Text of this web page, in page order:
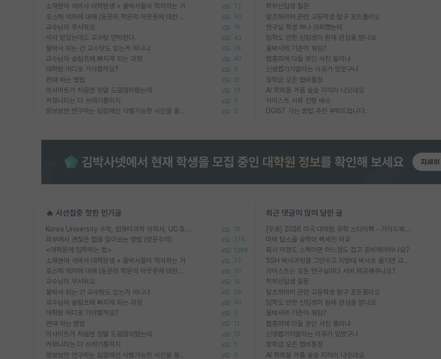
소재분야 석박사 대학원생 + 물박사들이 착각하는 거 72
포스텍 억까에 대해 (동문의 학문적 아웃풋에 대한 반박) 50
교수님이 무서워요 16
석사 받았는데도 교수랑 연락한다. 43
물박사 되는 건 교수탓도 있는거 아니냐 29
교수님이 슬럼프에 빠지게 되는 과정 40
대학원 어디로 가야할까요? 5
편애 하는 방법 12
이사이트가 처음엔 정말 도움많이됐는데 13
커뮤니티는 다 쓰레기통이지 5
정보보안 연구하는 입장에선 식별가능한 사진을 올리는건 비추이긴함 5
학부신입생 질문
알츠하이머 관련 고등학생 탐구 포트폴리오
연구실 학생 하나 자퇴했는데
입학도 안한 신입생이 원래 관심을 받나요
물박사의 기준이 뭐임?
랩홈피에 다들 본인 사진 올리냐
신생랩가지말라는 이유가 있었구나
장학금 모은 랩비통장
AI 학회들 거품 슬슬 지적이 나오네요
카이스트 서류 전형 배수
DGIST 가는 방법 추천 부탁드립니다.
🔥 시선집중 핫한 인기글
Korea University 수학, 컴퓨터과학 이학사, UC Berkeley 산업공학 대학원 공학박사가 되는 것은 쉽지 않겠죠? 10
외부에서 괜찮은 랩을 알아보는 방법 (장문주의) 274
<대학원에 입학하는 법> 1388
소재분야 석박사 대학원생 + 물박사들이 착각하는 거 72
포스텍 억까에 대해 (동문의 학문적 아웃풋에 대한 반박) 50
교수님이 무서워요 16
물박사 되는 건 교수탓도 있는거 아니냐 29
교수님이 슬럼프에 빠지게 되는 과정 40
대학원 어디로 가야할까요? 5
편애 하는 방법 12
이사이트가 처음엔 정말 도움많이됐는데 13
커뮤니티는 다 쓰레기통이지 5
정보보안 연구하는 입장에선 식별가능한 사진을 올리는건 비추이긴함 5
최근 댓글이 많이 달린 글
[무료] 2026 미국 대학원 유학 스타터팩 - 가이드북 & 합격자 컨택메일 템플릿
미박 탑스쿨 유학이 빡세진 이유
혹시 이정도 스펙이면 어느정도 잡고 준비해야하나요?
SSH 박사과정을 그만두고 지방대 박사로 옮기면 교수의 꿈은 끝일까요?
카이스트는 모든 연구실마다 서버 제공해주나요?
학부신입생 질문
알츠하이머 관련 고등학생 탐구 포트폴리오
입학도 안한 신입생이 원래 관심을 받나요
물박사의 기준이 뭐임?
랩홈피에 다들 본인 사진 올리냐
신생랩가지말라는 이유가 있었구나
장학금 모은 랩비통장
AI 학회들 거품 슬슬 지적이 나오네요